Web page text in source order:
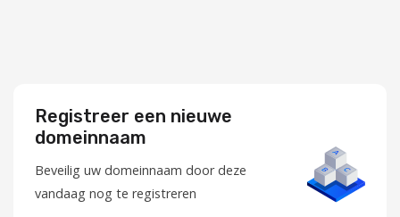
Registreer een nieuwe
domeinnaam
Beveilig uw domeinnaam door deze
vandaag nog te registreren